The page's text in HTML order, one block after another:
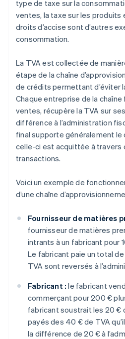
type de taxe sur la
ventes, la taxe sur les produits
droits d’accise sont d’autres
consommation.
La TVA est collectée de
étape de la chaîne
de crédits permettant d’éviter
Chaque entreprise de la
ventes, récupère la TVA sur
différence à l’administration
final supporte généralement le
celle-ci est acquittée à travers
transactions.
Voici un exemple de
d’une chaîne
Fournisseur de matières
fournisseur de matières
intrants à un fabricant pour
Le fabricant paie un total
TVA sont reversés à
Fabricant : le fabricant
commerçant pour 200 €
fabricant soustrait les 20 €
payés des 40 € de TVA
la différence de 20 € à